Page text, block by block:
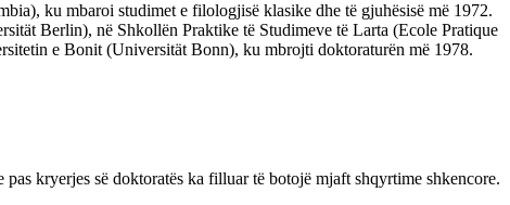
ku mbaroi studimet e filologjisë klasike dhe të gjuhësisë më 1972.
Berlin), në Shkollën Praktike të Studimeve të Larta (Ecole Pratique
e Bonit (Universität Bonn), ku mbrojti doktoraturën më 1978.
kryerjes së doktoratës ka filluar të botojë mjaft shqyrtime shkencore.